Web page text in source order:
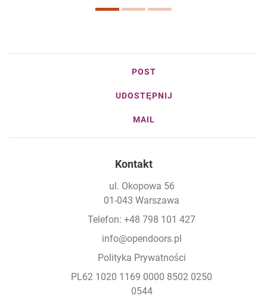
POST
UDOSTĘPNIJ
MAIL
Kontakt
ul. Okopowa 56
01-043 Warszawa
Telefon: +48 798 101 427
info@opendoors.pl
Polityka Prywatności
PL62 1020 1169 0000 8502 0250
0544